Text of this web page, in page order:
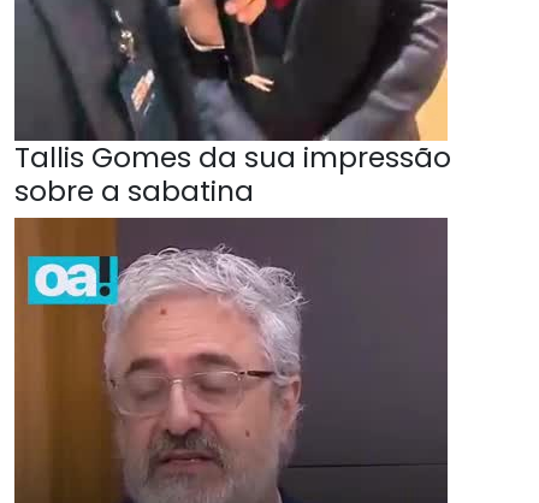
Tallis Gomes da sua impressão
sobre a sabatina